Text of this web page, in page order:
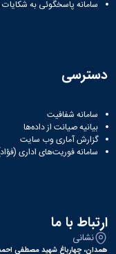
شرکت
آئین
نامه ها
فرآیندها
آئین
نامه
نامه
های
پژوهشی
سامانه پاسخگوئی به
دسترسی
سامانه شفافیت
بیانیه صیانت از داده‌ها
گزارش آماری وب‌ سایت
سامانه فوریت‌های اداری
ارتباط با ما
نشانی
همدان، چهارباغ شهید مصطفی